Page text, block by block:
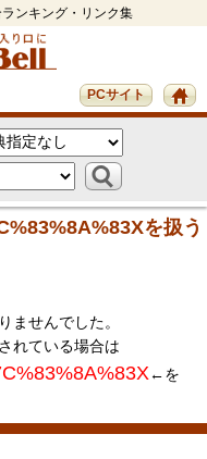
ンキング・リンク集
PCサイト
を扱う
ませんでした。
れている場合は
←を